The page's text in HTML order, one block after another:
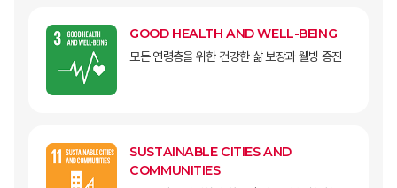
GOOD HEALTH AND WELL-BEING
모든 연령층을 위한 건강한 삶 보장과 웰빙 증진
SUSTAINABLE CITIES AND
COMMUNITIES